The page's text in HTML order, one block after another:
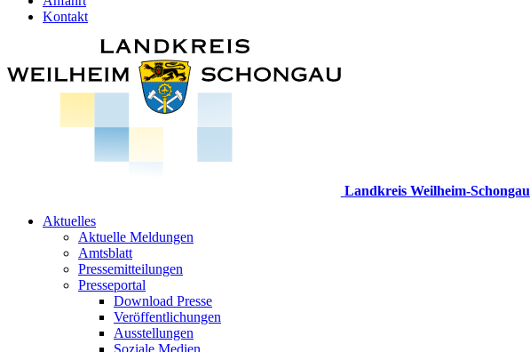
Kontakt
Landkreis Weilheim-Schongau
Aktuelles
Aktuelle Meldungen
Amtsblatt
Pressemitteilungen
Presseportal
Download Presse
Veröffentlichungen
Ausstellungen